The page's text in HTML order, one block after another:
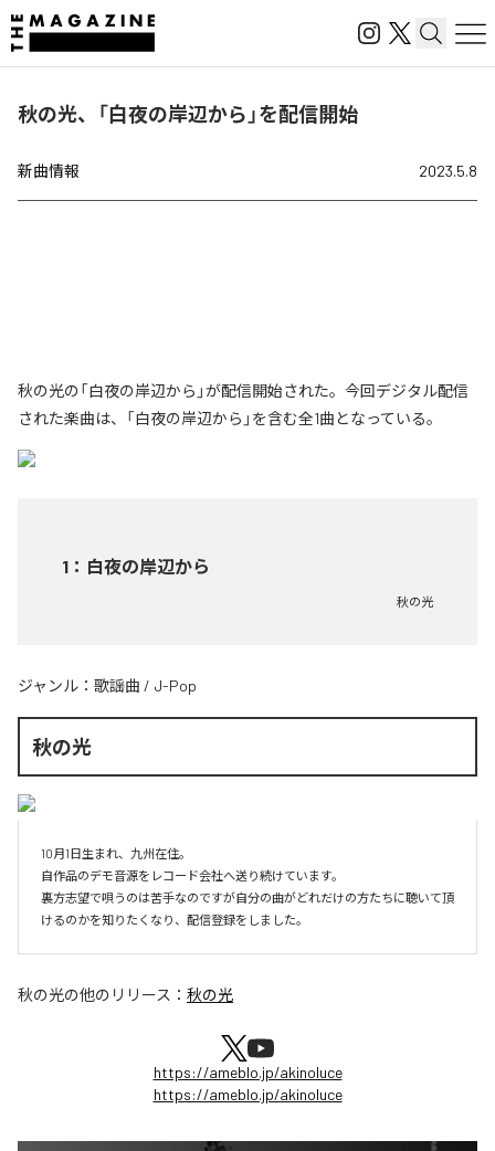
秋の光、「白夜の岸辺から」を配信開始
新曲情報 2023.5.8
秋の光の「白夜の岸辺から」が配信開始された。今回デジタル配信
された楽曲は、「白夜の岸辺から」を含む全1曲となっている。
1 ： 白夜の岸辺から
秋の光
ジャンル： 歌謡曲 / J-Pop
秋の光
10月1日生まれ、九州在住。
自作品のデモ音源をレコード会社へ送り続けています。
裏方志望で唄うのは苦手なのですが自分の曲がどれだけの方たちに聴いて頂
けるのかを知りたくなり、配信登録をしました。
秋の光の他のリリース： 秋の光
https://ameblo.jp/akinoluce
https://ameblo.jp/akinoluce